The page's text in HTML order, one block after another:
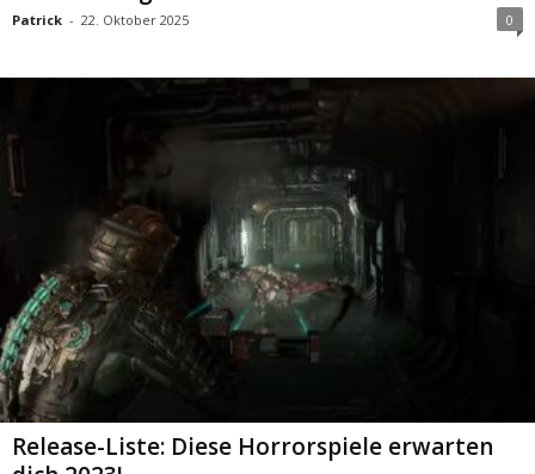
Patrick - 22. Oktober 2025 0
Release-Liste: Diese Horrorspiele erwarten